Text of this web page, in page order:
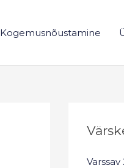
Kogemusnõustamine
Varssav